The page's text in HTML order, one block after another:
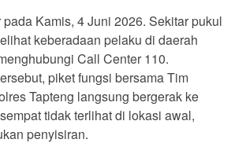
Kamis, 4 Juni 2026. Sekitar pukul
keberadaan pelaku di daerah
Call Center 110.
piket fungsi bersama Tim
Tapteng langsung bergerak ke
tidak terlihat di lokasi awal,
penyisiran.